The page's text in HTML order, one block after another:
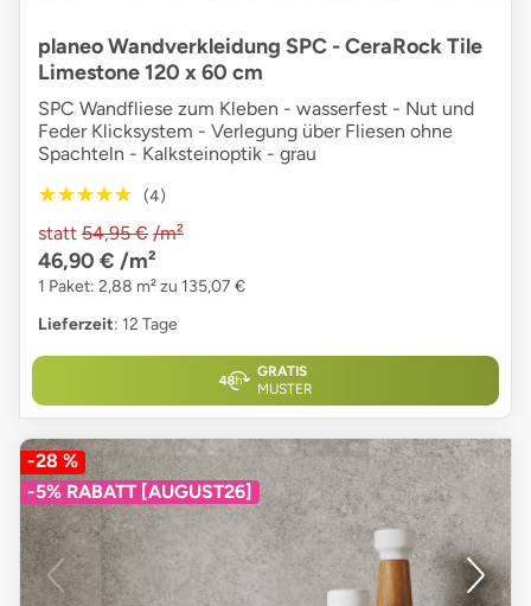
planeo Wandverkleidung SPC - CeraRock Tile
Limestone 120 x 60 cm
SPC Wandfliese zum Kleben - wasserfest - Nut und
Feder Klicksystem - Verlegung über Fliesen ohne
Spachteln - Kalksteinoptik - grau
★★★★★
★★★★★ (4)
statt 54,95 € /m²
46,90 € /m²
1 Paket: 2,88 m² zu 135,07 €
Lieferzeit: 12 Tage
GRATIS
MUSTER
-28 %
-5% RABATT [AUGUST26]